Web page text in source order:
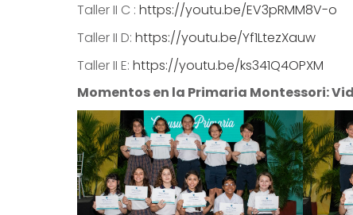
Taller II C : https://youtu.be/EV3pRMM8V-o
Taller II D: https://youtu.be/Yf1LtezXauw
Taller II E: https://youtu.be/ks341Q4OPXM
Momentos en la Primaria Montessori: